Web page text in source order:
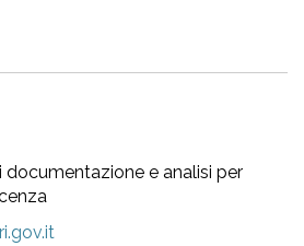
documentazione e analisi per